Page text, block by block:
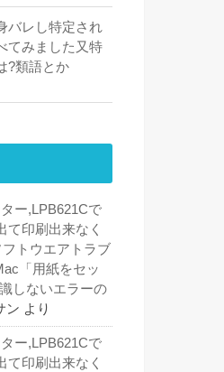
バレし特定され
てみました又特
?類語とか
ー,LPB621Cで
て印刷出来なく
トウエアトラブ
「用紙をセッ
しないエラーの
ン より
ー,LPB621Cで
て印刷出来なく